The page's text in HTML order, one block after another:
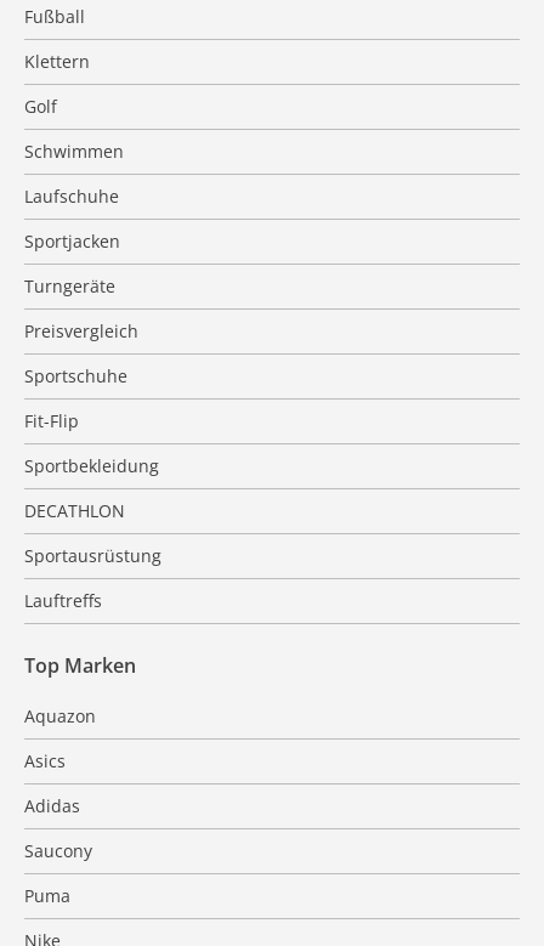
Fußball
Klettern
Golf
Schwimmen
Laufschuhe
Sportjacken
Turngeräte
Preisvergleich
Sportschuhe
Fit-Flip
Sportbekleidung
DECATHLON
Sportausrüstung
Lauftreffs
Top Marken
Aquazon
Asics
Adidas
Saucony
Puma
Nike